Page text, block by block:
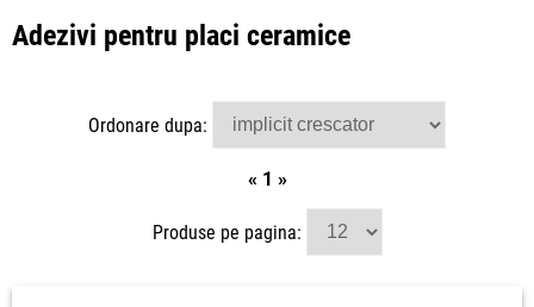
Adezivi pentru placi ceramice
Ordonare dupa:
« 1 »
Produse pe pagina: